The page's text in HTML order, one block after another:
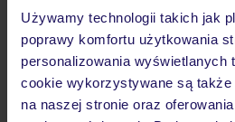
Używamy technologii takich jak
poprawy komfortu użytkowania
personalizowania wyświetlanych
cookie wykorzystywane są także
na naszej stronie oraz
Hotel